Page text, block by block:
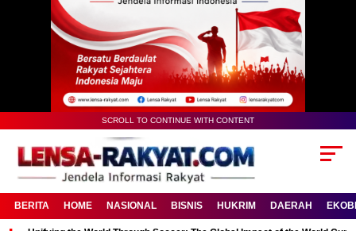
SCROLL TO CONTINUE WITH CONTENT
BERITA HOME NASIONAL BISNIS HUKRIM DAERAH